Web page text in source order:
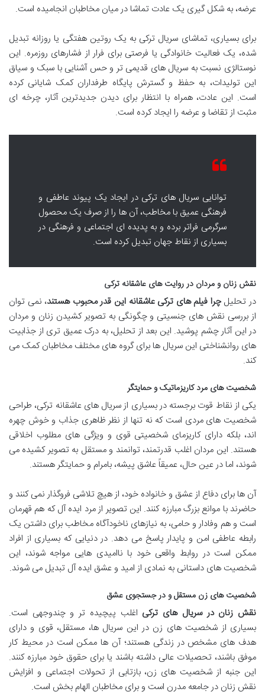
عرضه، به شکل گیری یک عادت تماشا در میان مخاطبان انجامیده است.
برای بسیاری، تماشای سریال ترکی به یک روتین هفتگی یا روزانه تبدیل
شده، یک فعالیت خانوادگی یا فرصتی برای فرار از فشارهای روزمره. این
نوستالژی نسبت به سریال های قدیمی تر و حس آشنایی با سبک و سیاق
این تولیدات، به حفظ و گسترش پایگاه طرفداران کمک شایانی کرده
است. این عادت، همراه با انتظار برای دیدن جدیدترین آثار، چرخه ای
مثبت از تقاضا و عرضه را ایجاد کرده است.
توانایی سریال های ترکی در ایجاد یک پیوند عاطفی و
فرهنگی عمیق با مخاطب، آن ها را از صرف یک محصول
سرگرمی فراتر برده و به پدیده ای اجتماعی و فرهنگی در
بسیاری از نقاط جهان تبدیل کرده است.
نقش زنان و مردان در روایت های عاشقانه ترکی
در تحلیلچرا فیلم های ترکی عاشقانه این قدر محبوب هستند، نمی توان
از بررسی نقش های جنسیتی و چگونگی به تصویر کشیدن زنان و مردان
در این آثار چشم پوشید. این بعد از تحلیل، به درک عمیق تری از جذابیت
های روانشناختی این سریال ها برای گروه های مختلف مخاطبان کمک می
کند.
شخصیت های مرد کاریزماتیک و حمایتگر
یکی از نقاط قوت برجسته در بسیاری از سریال های عاشقانه ترکی، طراحی
شخصیت های مردی است که نه تنها از نظر ظاهری جذاب و خوش چهره
اند، بلکه دارای کاریزمای شخصیتی قوی و ویژگی های مطلوب اخلاقی
هستند. این مردان اغلب قدرتمند، توانمند و مستقل به تصویر کشیده می
شوند، اما در عین حال، عمیقاً عاشق پیشه، بامرام و حمایتگر هستند.
آن ها برای دفاع از عشق و خانواده خود، از هیچ تلاشی فروگذار نمی کنند و
حاضرند با موانع بزرگ مبارزه کنند. این تصویر از مرد ایده آل که هم قهرمان
است و هم وفادار و حامی، به نیازهای ناخودآگاه مخاطب برای داشتن یک
رابطه عاطفی امن و پایدار پاسخ می دهد. در دنیایی که بسیاری از افراد
ممکن است در روابط واقعی خود با ناامیدی هایی مواجه شوند، این
شخصیت های داستانی به نمادی از امید و عشق ایده آل تبدیل می شوند.
شخصیت های زن مستقل و در جستجوی عشق
نقش زنان در سریال های ترکی اغلب پیچیده تر و چندوجهی است.
بسیاری از شخصیت های زن در این سریال ها، مستقل، قوی و دارای
هدف های مشخص در زندگی هستند؛ آن ها ممکن است در محیط کار
موفق باشند، تحصیلات عالی داشته باشند یا برای حقوق خود مبارزه کنند.
این جنبه از شخصیت های زن، بازتابی از تحولات اجتماعی و افزایش
نقش زنان در جامعه مدرن است و برای مخاطبان الهام بخش است.